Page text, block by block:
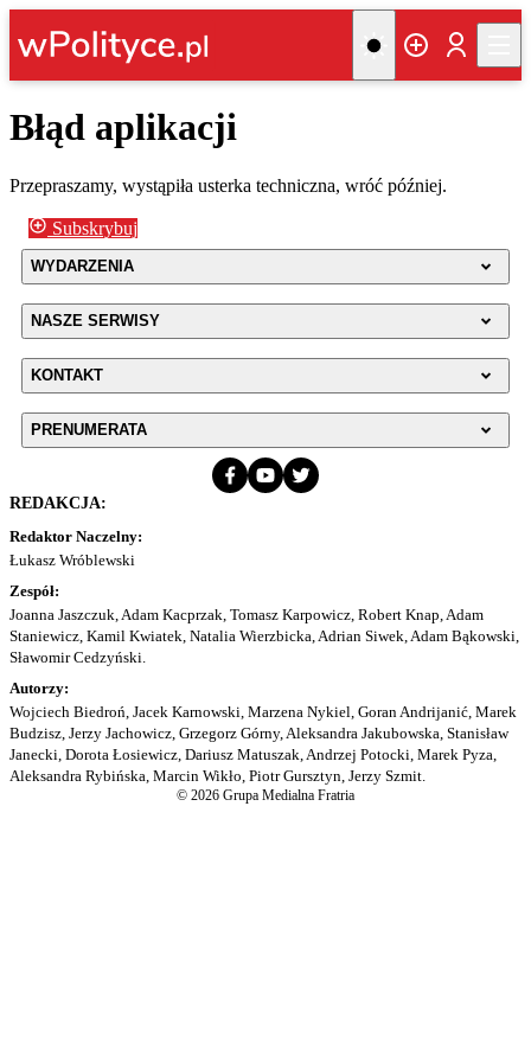
Błąd aplikacji
Przepraszamy, wystąpiła usterka techniczna, wróć później.
Subskrybuj
WYDARZENIA
NASZE SERWISY
KONTAKT
PRENUMERATA
REDAKCJA:
Redaktor Naczelny:
Łukasz Wróblewski
Zespół:
Joanna Jaszczuk, Adam Kacprzak, Tomasz Karpowicz, Robert Knap, Adam
Staniewicz, Kamil Kwiatek, Natalia Wierzbicka, Adrian Siwek, Adam Bąkowski,
Sławomir Cedzyński.
Autorzy:
Wojciech Biedroń, Jacek Karnowski, Marzena Nykiel, Goran Andrijanić, Marek
Budzisz, Jerzy Jachowicz, Grzegorz Górny, Aleksandra Jakubowska, Stanisław
Janecki, Dorota Łosiewicz, Dariusz Matuszak, Andrzej Potocki, Marek Pyza,
Aleksandra Rybińska, Marcin Wikło, Piotr Gursztyn, Jerzy Szmit.
© 2026 Grupa Medialna Fratria